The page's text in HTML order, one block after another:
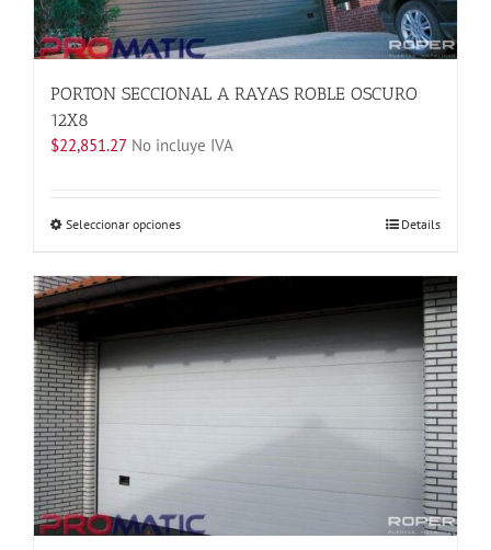
PORTON SECCIONAL A RAYAS ROBLE OSCURO
12X8
$22,851.27 No incluye IVA
Seleccionar opcionesEste
tiene
múltiples
variantes.
Las
opciones
página
de
Details